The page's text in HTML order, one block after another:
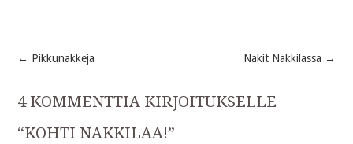
Post
navigation
← Pikkunakkeja Nakit Nakkilassa →
4 KOMMENTTIA KIRJOITUKSELLE
“KOHTI NAKKILAA!”